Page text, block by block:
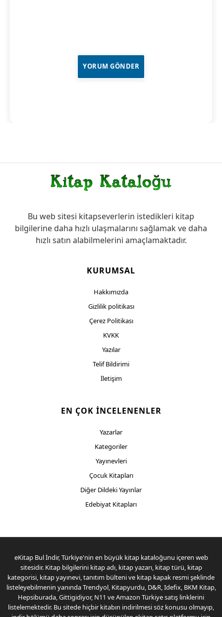
Bu web sitesi kitapseverlerin istedikleri kitap
bilgilerine daha hızlı ulaşmalarını sağlamak ve daha
hızlı satın alabilmelerini amaçlamaktadır.
KURUMSAL
Hakkımızda
Gizlilik politikası
Çerez Politikası
KVKK
Yazılar
Telif Bildirimi
İletişim
EN ÇOK İNCELENENLER
Yazarlar
Kategoriler
Yayınevleri
Çocuk Kitapları
Diğer Dildeki Yayınlar
Edebiyat Kitapları
eKitap Bul İndir, Türkiye'nin en büyük kitap kataloğunu içeren web
sitesidir. Kitap bilgilerini kitap adı, kitap yazarı, kitap türü, kitap
kategorisi, kitap yayınevi, tanıtım bülteni ve kitap kapak resmi şeklinde
listeleyebilmenin yanında Trendyol, Kitapyurdu, D&R, Idefix, BKM Kitap,
Hepsiburada, Gittigidiyor, N11 ve Amazon Türkiye satış linklerini
listelemektedir. Bu sitede hiçbir kitabın indirilmesi söz konusu olmayıp,